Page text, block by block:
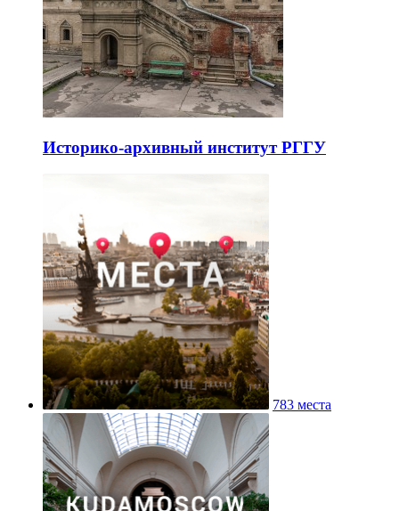
Историко-архивный институт РГГУ
783 места